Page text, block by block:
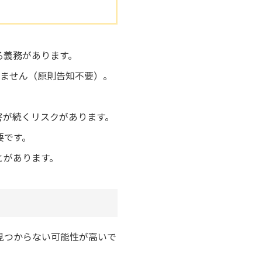
務があります。
ん（原則告知不要）。
続くリスクがあります。
す。
あります。
からない可能性が高いで